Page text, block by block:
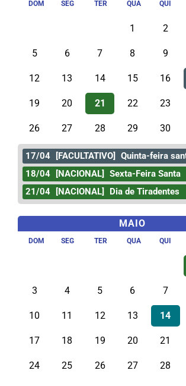
DOM SEG TER QUA QUI
1 2
5 6 7 8 9
12 13 14 15 16
19 20 21 22 23
26 27 28 29 30
17/04 [FACULTATIVO]
Quinta-feira
18/04
[NACIONAL]
Sexta-Feira Santa
21/04
[NACIONAL] Dia de Tiradentes
MAIO
DOM SEG TER QUA QUI
3 4 5 6 7
10 11 12 13 14
17 18 19 20 21
24 25 26 27 28